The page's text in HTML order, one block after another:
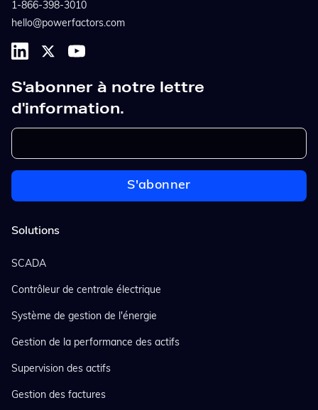
1-866-398-3010
hello@powerfactors.com
S'abonner à notre lettre
d'information.
Solutions
SCADA
Contrôleur de centrale électrique
Système de gestion de l'énergie
Gestion de la performance des actifs
Supervision des actifs
Gestion des factures